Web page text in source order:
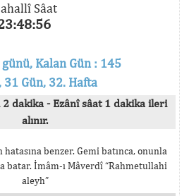
Sâat
günü, Kalan Gün : 145
31 Gün, 32. Hafta
2 dakika - Ezânî sâat 1 dakika ileri
alınır.
benzer. Gemi batınca, onunla
batar. İmâm-ı Mâverdî “Rahmetullahi
aleyh”